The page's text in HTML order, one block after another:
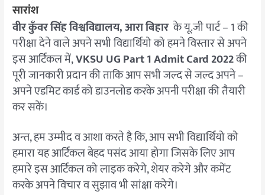
सारांश
वीर कुँवर सिंह विश्वविद्यालय, आरा बिहारके यू.जी पार्ट – 1 की
परीक्षा देने वाले अपने सभी विद्यार्थियो को हमने विस्तार से अपने
इस आर्टिकल में,VKSU UG Part 1 Admit Card 2022की
पूरी जानकारी प्रदान की ताकि आप सभी जल्द से जल्द अपने –
अपने एडमिट कार्ड को डाउनलोड करके अपनी परीक्षा की तैयारी
कर सकें।
अन्त, हम उम्मीद व आशा करते है कि, आप सभी विद्यार्थियो को
हमारा यह आर्टिकल बेहद पसंद आया होगा जिसके लिए आप
हमारे इस आर्टिकल को लाइक करेगे, शेयर करेगे और कमेंट
करके अपने विचार व सुझाव भी सांक्षा करेगे।